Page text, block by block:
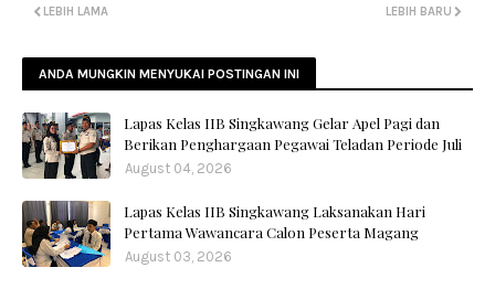
LEBIH BARU
LEBIH LAMA
ANDA MUNGKIN MENYUKAI POSTINGAN INI
Lapas Kelas IIB Singkawang Gelar Apel Pagi dan
Berikan Penghargaan Pegawai Teladan Periode Juli
August 04, 2026
Lapas Kelas IIB Singkawang Laksanakan Hari
Pertama Wawancara Calon Peserta Magang
August 03, 2026